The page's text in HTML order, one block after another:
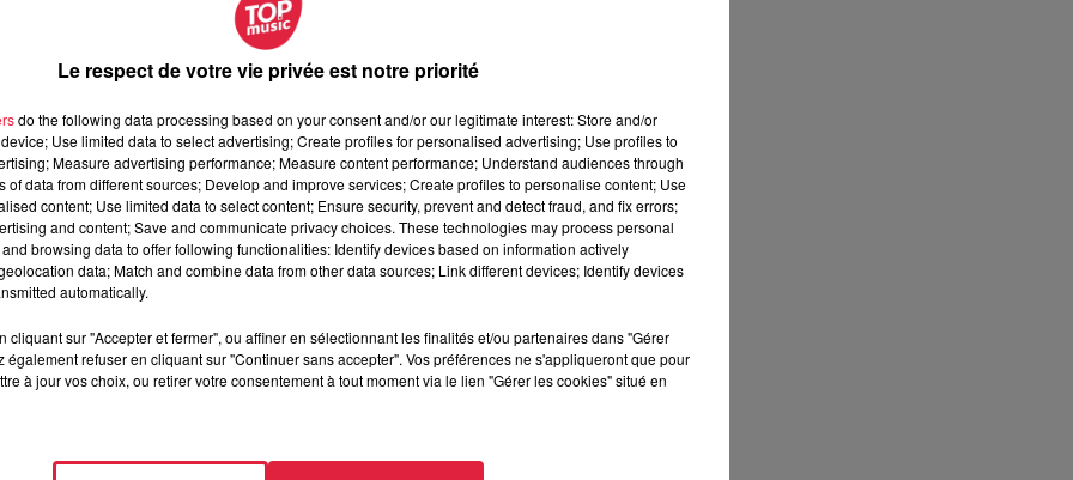
encore atteint, mais les équipes de soignants commencent à
engorgés actuellement. Le NHC lance donc
de se sustenter et de continuer à travailler le ventre plein.
se multiplier partout dans la région.
Carole Campo
Le respect de votre vie privée est notre priorité
do the following data processing based on your consent and/or our legitimate interest: Store and/or
Use limited data to select advertising; Create profiles for personalised advertising; Use profiles to
Measure advertising performance; Measure content performance; Understand audiences through
of data from different sources; Develop and improve services; Create profiles to personalise content; Use
content; Use limited data to select content; Ensure security, prevent and detect fraud, and fix errors;
and content; Save and communicate privacy choices. These technologies may process personal
browsing data to offer following functionalities: Identify devices based on information actively
data; Match and combine data from other data sources; Link different devices; Identify devices
automatically.
cliquant sur "Accepter et fermer", ou affiner en sélectionnant les finalités et/ou partenaires dans "Gérer
également refuser en cliquant sur "Continuer sans accepter". Vos préférences ne s'appliqueront que pour
à jour vos choix, ou retirer votre consentement à tout moment via le lien "Gérer les cookies" situé en